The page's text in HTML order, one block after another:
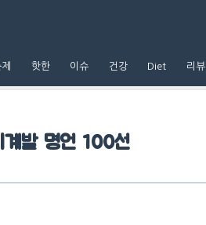
핫한 이슈 건강 Diet 리뷰
발 명언 100선